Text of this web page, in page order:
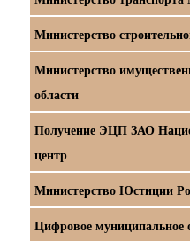
Министерство
Министерство
области
Получение ЭЦП ЗАО
центр
Министерство Юстиции
Цифровое муниципальное